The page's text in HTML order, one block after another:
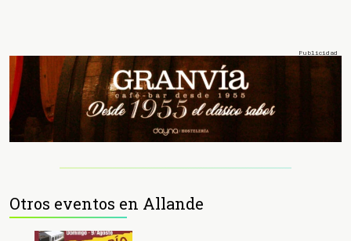
Otros eventos en Allande